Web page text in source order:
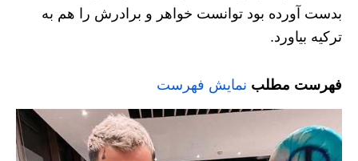
بدست آورده بود توانست خواهر و برادرش را هم به
ترکیه بیاورد.
فهرست مطلب نمایش فهرست